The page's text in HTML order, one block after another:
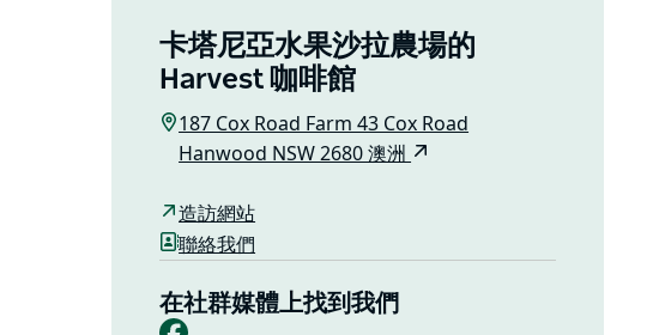
卡塔尼亞水果沙拉農場的
Harvest 咖啡館
187 Cox Road Farm 43 Cox Road
Hanwood NSW 2680 澳洲
造訪網站
聯絡我們
在社群媒體上找到我們
Facebook